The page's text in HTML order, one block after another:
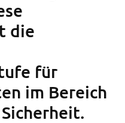
die
für
im Bereich